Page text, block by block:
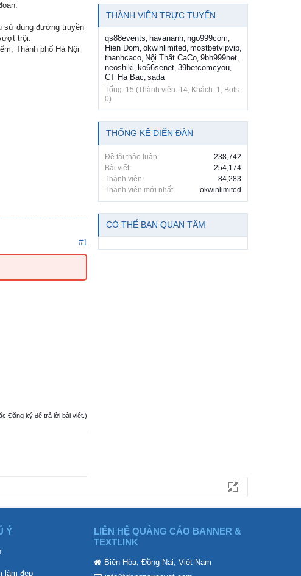
sử dụng đường truyền
trội.
Thành phố Hà Nội
#1
Đăng ký để trả lời bài viết.)
THÀNH VIÊN TRỰC TUYẾN
qs88events, havananh, ngo999com,
Hien Dom, okwinlimited, mostbetvipvip,
thanhcaco, Nội Thất CaCo, 9bh999net,
neoshiki, ko66senet, 39betcomcyou,
CT Ha Bac, sada
Tổng: 15 (Thành viên: 14, Khách: 1, Bots:
0)
THỐNG KÊ DIỄN ĐÀN
Đề tài thảo luận:
238,742
Bài viết:
254,174
Thành viên:
84,283
Thành viên mới nhất:
okwinlimited
CÓ THỂ BẠN QUAN TÂM
Ý
làm đẹp
LIÊN HỆ QUẢNG CÁO BANNER &
TEXTLINK
Biên Hòa, Đồng Nai, Việt Nam